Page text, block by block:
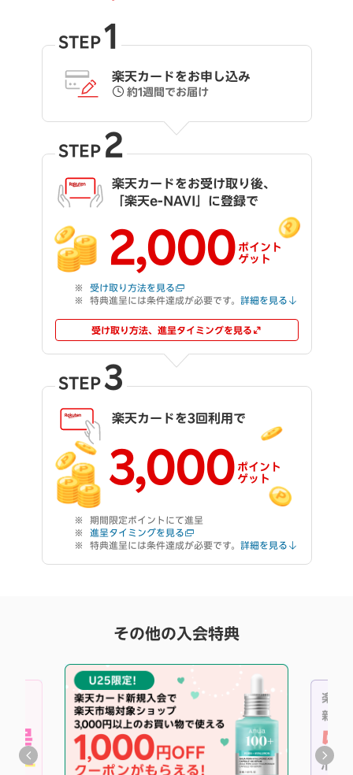
STEP 1
楽天カードをお申し込み
約1週間でお届け
STEP 2
楽天カードをお受け取り後、
「楽天e-NAVI」に登録で
2,000 ポイント
ゲット
受け取り方法を見る
特典進呈には条件達成が必要です。 詳細を見る
受け取り方法、進呈タイミングを見る
STEP 3
楽天カードを3回利用で
3,000 ポイント
ゲット
期間限定ポイントにて進呈
進呈タイミングを見る
特典進呈には条件達成が必要です。 詳細を見る
その他の入会特典